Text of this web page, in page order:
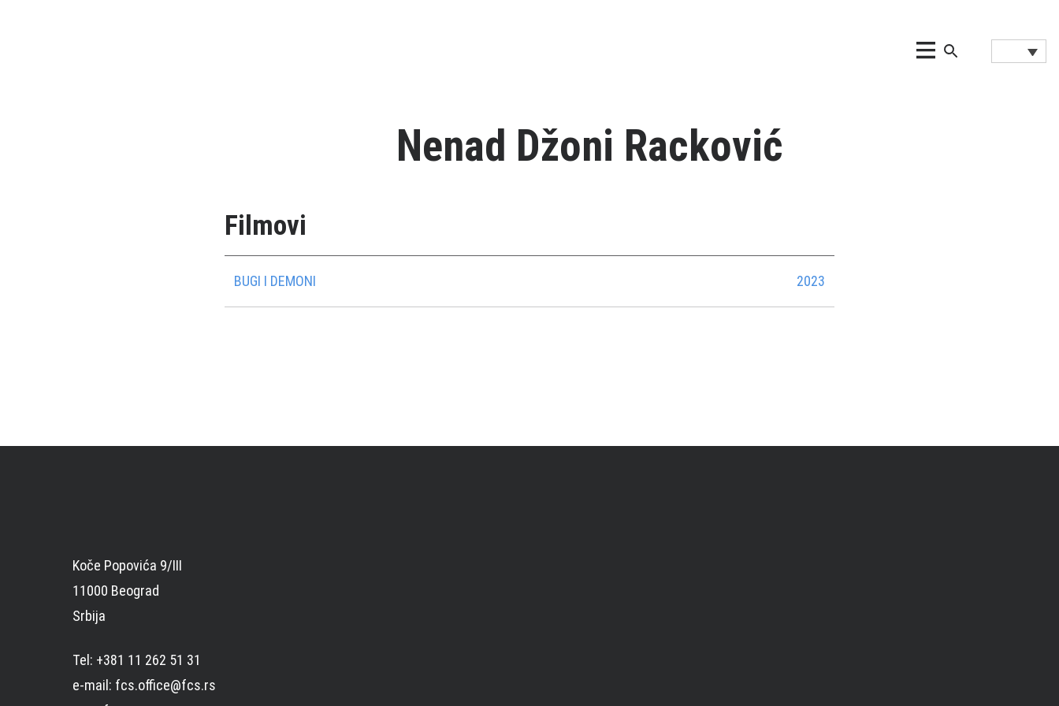
Nenad Džoni Racković
Filmovi
BUGI I DEMONI 2023
Koče Popovića 9/III
11000 Beograd
Srbija
Tel: +381 11 262 51 31
e-mail: fcs.office@fcs.rs